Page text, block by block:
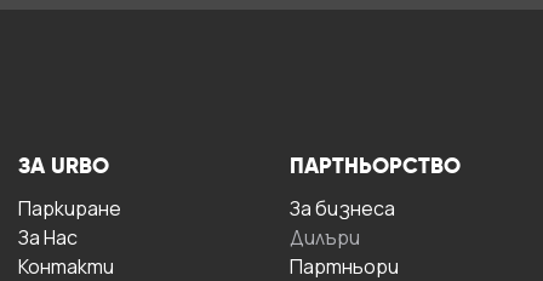
ЗА URBO
Паркиране
За Hас
Контакти
ПАРТНЬОРСТВО
За бизнесa
Дилъри
Партньори